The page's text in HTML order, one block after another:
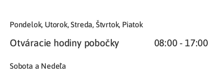
Pondelok, Utorok, Streda, Štvrtok, Piatok
Otváracie hodiny pobočky 08:00 - 17:00
Sobota a Nedeľa